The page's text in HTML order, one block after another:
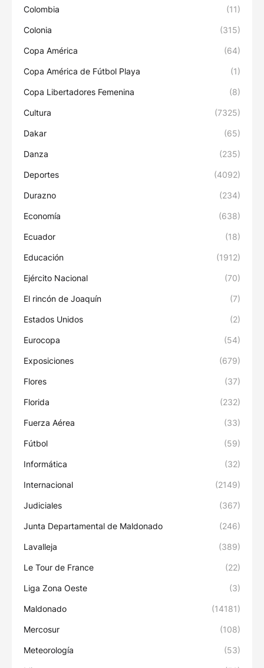
Colombia (11)
Colonia (315)
Copa América (64)
Copa América de Fútbol Playa (1)
Copa Libertadores Femenina (8)
Cultura (7325)
Dakar (65)
Danza (235)
Deportes (4092)
Durazno (234)
Economía (638)
Ecuador (18)
Educación (1912)
Ejército Nacional (70)
El rincón de Joaquín (7)
Estados Unidos (2)
Eurocopa (54)
Exposiciones (679)
Flores (37)
Florida (232)
Fuerza Aérea (33)
Fútbol (59)
Informática (32)
Internacional (2149)
Judiciales (367)
Junta Departamental de Maldonado (246)
Lavalleja (389)
Le Tour de France (22)
Liga Zona Oeste (3)
Maldonado (14181)
Mercosur (108)
Meteorología (53)